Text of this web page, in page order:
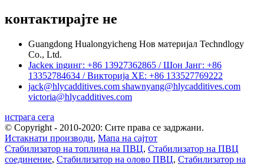
контактирајте не
Guangdong Hualongyicheng Нов материјал Techndlogy
Co., Ltd.
Jackек ingинг: +86 13927362865 / Шон Јанг: +86
13352784634 / Викторија ХЕ: +86 133527769222
jack@hlycadditives.com shawnyang@hlycadditives.com
victoria@hlycadditives.com
истрага сега
© Copyright - 2010-2020: Сите права се задржани.
Истакнати производи, Мапа на сајтот
Стабилизатор на топлина на ПВЦ, Стабилизатор на ПВЦ
соединение, Стабилизатор на олово ПВЦ, Стабилизатор на